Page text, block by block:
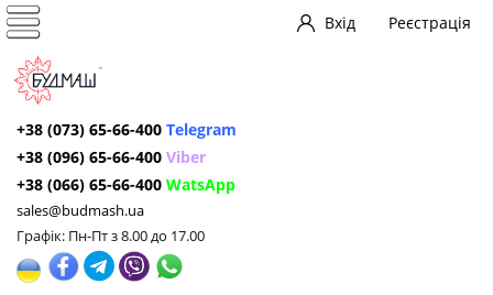
Вхід Реєстрація
+38 (073) 65-66-400 Telegram
+38 (096) 65-66-400 Viber
+38 (066) 65-66-400 WatsApp
sales@budmash.ua
Графік: Пн-Пт з 8.00 до 17.00